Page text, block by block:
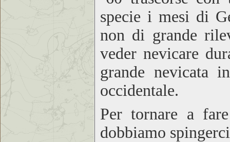
specie i mesi di
non di grande
veder nevicare
grande nevicata
occidentale.
Per tornare a
dobbiamo